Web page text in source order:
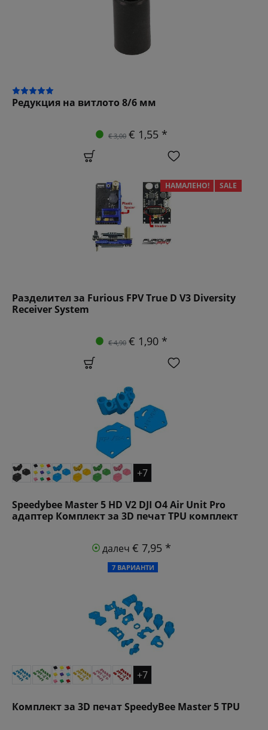
Редукция на витлото 8/6 мм
€ 3,00 € 1,55 *
НАМАЛЕНО! SALE
Разделител за Furious FPV True D V3 Diversity
Receiver System
€ 4,90 € 1,90 *
+7
Speedybee Master 5 HD V2 DJI O4 Air Unit Pro
адаптер Комплект за 3D печат TPU комплект
далеч€ 7,95 *
7 ВАРИАНТИ
+7
Комплект за 3D печат SpeedyBee Master 5 TPU